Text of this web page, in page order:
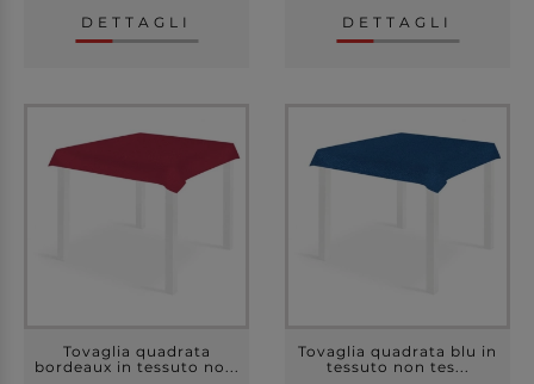
DETTAGLI DETTAGLI
Tovaglia quadrata
bordeaux in tessuto no...
Tovaglia quadrata blu in
tessuto non tes...